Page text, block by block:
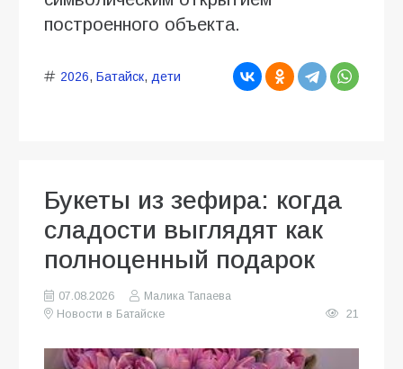
построенного объекта.
2026, Батайск, дети
Букеты из зефира: когда
сладости выглядят как
полноценный подарок
07.08.2026
Малика Тапаева
Новости в Батайске
21